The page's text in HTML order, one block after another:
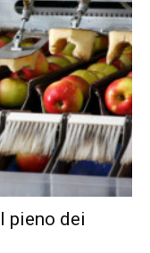
pieno dei